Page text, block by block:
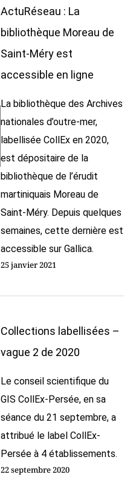
ActuRéseau : La
bibliothèque Moreau de
Saint-Méry est
accessible en ligne
La bibliothèque des Archives
nationales d’outre-mer,
labellisée CollEx en 2020,
est dépositaire de la
bibliothèque de l’érudit
martiniquais Moreau de
Saint-Méry. Depuis quelques
semaines, cette dernière est
accessible sur Gallica.
25 janvier 2021
Collections labellisées –
vague 2 de 2020
Le conseil scientifique du
GIS CollEx-Persée, en sa
séance du 21 septembre, a
attribué le label CollEx-
Persée à 4 établissements.
22 septembre 2020